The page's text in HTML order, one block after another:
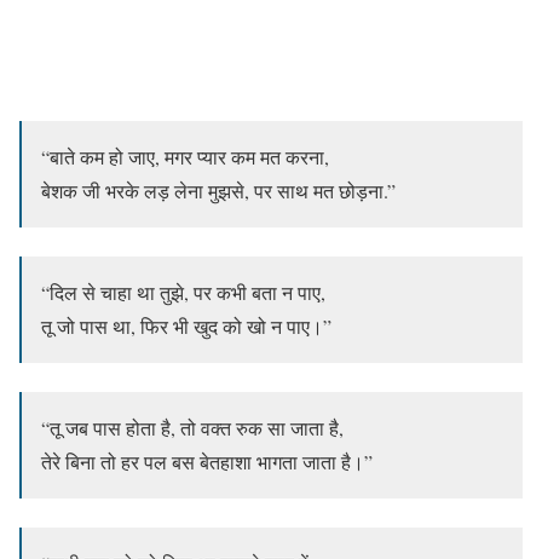
“बाते कम हो जाए, मगर प्यार कम मत करना,
बेशक जी भरके लड़ लेना मुझसे, पर साथ मत छोड़ना.”
“दिल से चाहा था तुझे, पर कभी बता न पाए,
तू जो पास था, फिर भी खुद को खो न पाए।”
“तू जब पास होता है, तो वक्त रुक सा जाता है,
तेरे बिना तो हर पल बस बेतहाशा भागता जाता है।”